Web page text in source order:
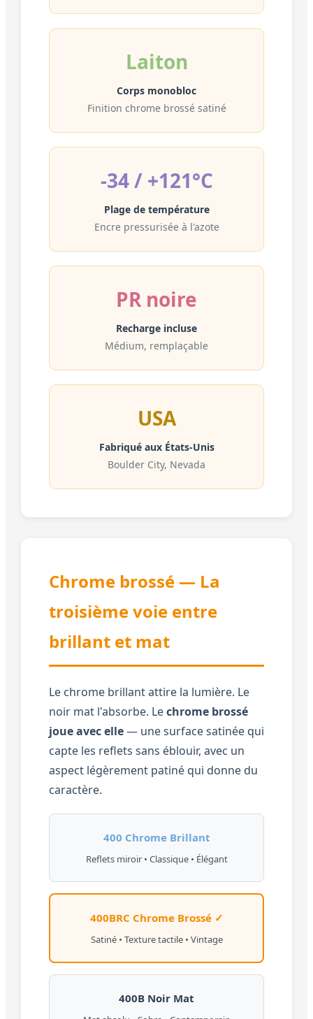
Laiton
Corps monobloc
Finition chrome brossé satiné
-34 / +121°C
Plage de température
Encre pressurisée à l'azote
PR noire
Recharge incluse
Médium, remplaçable
USA
Fabriqué aux États-Unis
Boulder City, Nevada
Chrome brossé — La
troisième voie entre
brillant et mat
Le chrome brillant attire la lumière. Le
noir mat l'absorbe. Lechrome brossé
joue avec elle— une surface satinée qui
capte les reflets sans éblouir, avec un
aspect légèrement patiné qui donne du
caractère.
400 Chrome Brillant
Reflets miroir • Classique • Élégant
400BRC Chrome Brossé ✓
Satiné • Texture tactile • Vintage
400B Noir Mat